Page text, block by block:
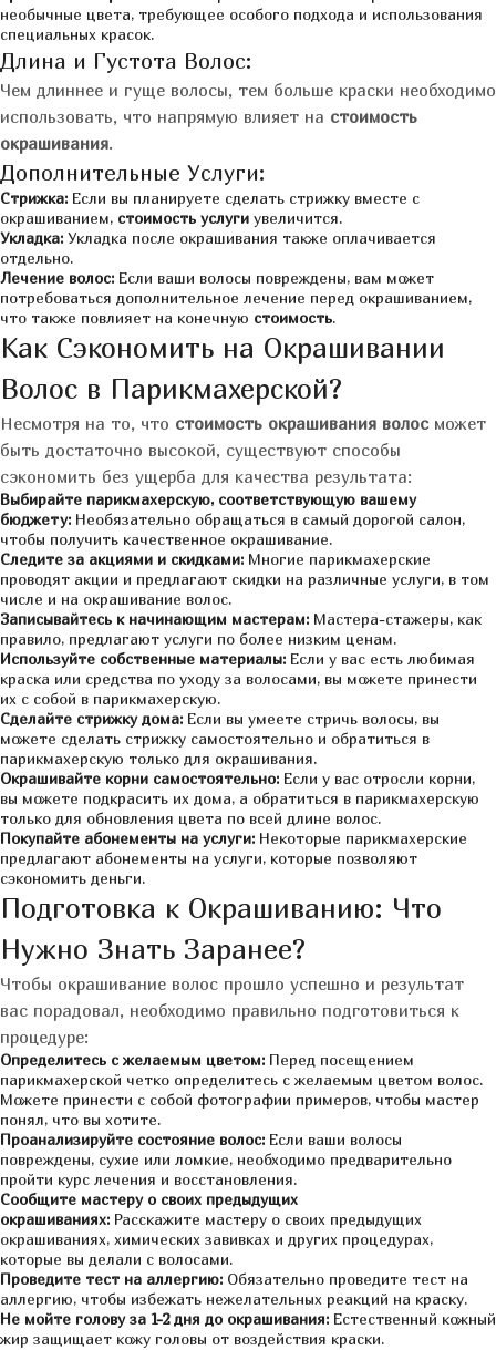
необычные цвета, требующее особого подхода и использования
специальных красок.
Длина и Густота Волос:
Чем длиннее и гуще волосы, тем больше краски необходимо
использовать, что напрямую влияет на стоимость
окрашивания.
Дополнительные Услуги:
Стрижка: Если вы планируете сделать стрижку вместе с
окрашиванием, стоимость услуги увеличится.
Укладка: Укладка после окрашивания также оплачивается
отдельно.
Лечение волос: Если ваши волосы повреждены, вам может
потребоваться дополнительное лечение перед окрашиванием,
что также повлияет на конечную стоимость.
Как Сэкономить на Окрашивании
Волос в Парикмахерской?
Несмотря на то, что стоимость окрашивания волосможет
быть достаточно высокой, существуют способы
сэкономить без ущерба для качества результата:
Выбирайте парикмахерскую, соответствующую вашему
бюджету: Необязательно обращаться в самый дорогой салон,
чтобы получить качественное окрашивание.
Следите за акциями и скидками: Многие парикмахерские
проводят акции и предлагают скидки на различные услуги, в том
числе и на окрашивание волос.
Записывайтесь к начинающим мастерам: Мастера-стажеры, как
правило, предлагают услуги по более низким ценам.
Используйте собственные материалы: Если у вас есть любимая
краска или средства по уходу за волосами, вы можете принести
их с собой в парикмахерскую.
Сделайте стрижку дома: Если вы умеете стричь волосы, вы
можете сделать стрижку самостоятельно и обратиться в
парикмахерскую только для окрашивания.
Окрашивайте корни самостоятельно: Если у вас отросли корни,
вы можете подкрасить их дома, а обратиться в парикмахерскую
только для обновления цвета по всей длине волос.
Покупайте абонементы на услуги: Некоторые парикмахерские
предлагают абонементы на услуги, которые позволяют
сэкономить деньги.
Подготовка к Окрашиванию: Что
Нужно Знать Заранее?
Чтобы окрашивание волос прошло успешно и результат
вас порадовал, необходимо правильно подготовиться к
процедуре:
Определитесь с желаемым цветом: Перед посещением
парикмахерской четко определитесь с желаемым цветом волос.
Можете принести с собой фотографии примеров, чтобы мастер
понял, что вы хотите.
Проанализируйте состояние волос: Если ваши волосы
повреждены, сухие или ломкие, необходимо предварительно
пройти курс лечения и восстановления.
Сообщите мастеру о своих предыдущих
окрашиваниях: Расскажите мастеру о своих предыдущих
окрашиваниях, химических завивках и других процедурах,
которые вы делали с волосами.
Проведите тест на аллергию: Обязательно проведите тест на
аллергию, чтобы избежать нежелательных реакций на краску.
Не мойте голову за 1-2 дня до окрашивания: Естественный кожный
жир защищает кожу головы от воздействия краски.